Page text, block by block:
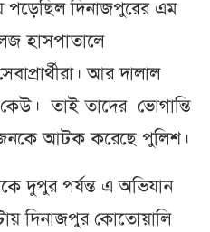
পড়েছিল দিনাজপুরের এম
হাসপাতালে
আর দালাল
কেউ। তাই তাদের ভোগান্তি
আটক করেছে পুলিশ।
দুপুর পর্যন্ত এ অভিযান
দিনাজপুর কোতোয়ালি